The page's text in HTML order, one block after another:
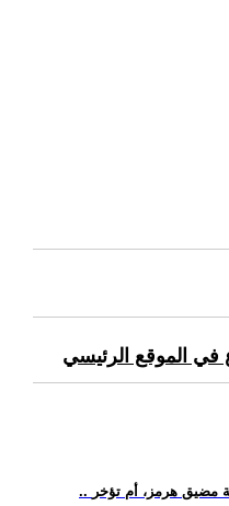
في الموقع الرئيسي
مضيق هرمز، أم تؤخر